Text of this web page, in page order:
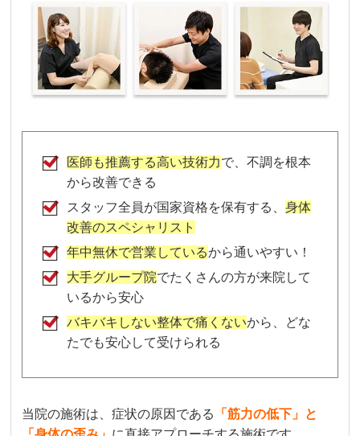
医師も推薦する高い技術力で、不調を根本
から改善できる
スタッフ全員が国家資格を保有する、身体
改善のスペシャリスト
年中無休で営業しているから通いやすい！
大手グループ院でたくさんの方が来院して
いるから安心
バキバキしない整体で痛くないから、どな
たでも安心して受けられる
当院の施術は、症状の原因である
「筋力の低下」と